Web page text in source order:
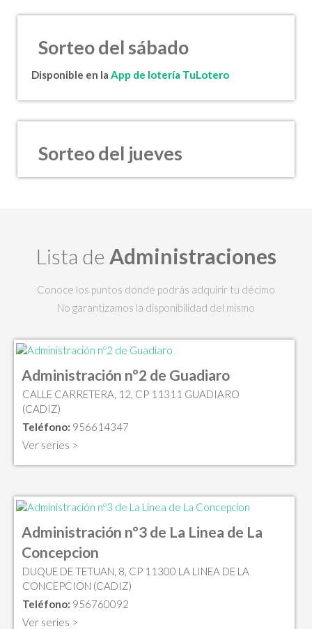
Sorteo del sábado
Disponible en la App de lotería TuLotero
Sorteo del jueves
Lista de Administraciones
Conoce los puntos donde podrás adquirir tu décimo
No garantizamos la disponibilidad del mismo
Administración nº2 de Guadiaro
CALLE CARRETERA, 12, CP 11311 GUADIARO
(CADIZ)
Teléfono: 956614347
Ver series >
Administración nº3 de La Linea de La
Concepcion
DUQUE DE TETUAN, 8, CP 11300 LA LINEA DE LA
CONCEPCION (CADIZ)
Teléfono: 956760092
Ver series >